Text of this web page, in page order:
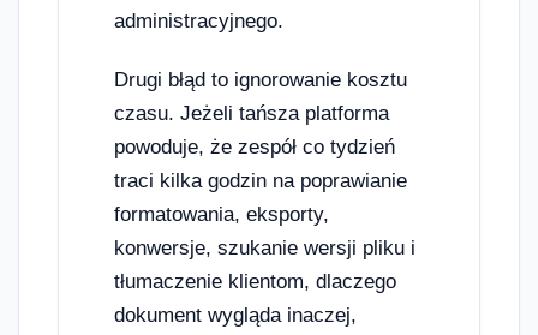
administracyjnego.
Drugi błąd to ignorowanie kosztu
czasu. Jeżeli tańsza platforma
powoduje, że zespół co tydzień
traci kilka godzin na poprawianie
formatowania, eksporty,
konwersje, szukanie wersji pliku i
tłumaczenie klientom, dlaczego
dokument wygląda inaczej,